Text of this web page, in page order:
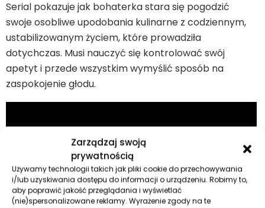
Zarządzaj swoją
prywatnością
Używamy technologii takich jak pliki cookie do przechowywania
i/lub uzyskiwania dostępu do informacji o urządzeniu. Robimy to,
aby poprawić jakość przeglądania i wyświetlać
(nie)spersonalizowane reklamy. Wyrażenie zgody na te
Serial pokazuje jak bohaterka stara się pogodzić
swoje osobliwe upodobania kulinarne z codziennym,
ustabilizowanym życiem, które prowadziła
dotychczas. Musi nauczyć się kontrolować swój
apetyt i przede wszystkim wymyślić sposób na
zaspokojenie głodu.